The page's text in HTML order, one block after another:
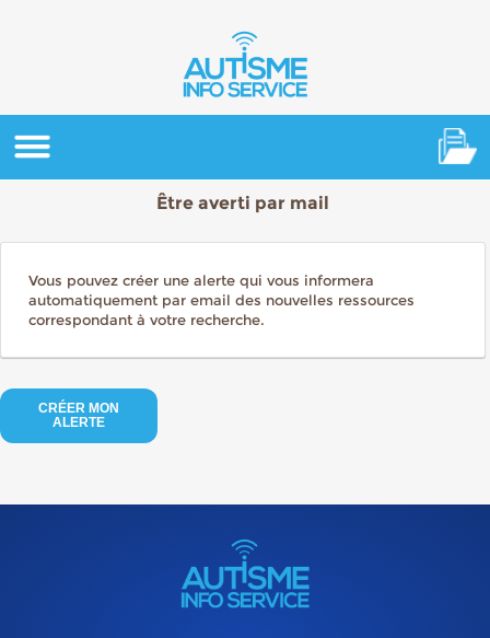
Être averti par mail
Vous pouvez créer une alerte qui vous informera
automatiquement par email des nouvelles ressources
correspondant à votre recherche.
CRÉER MON
ALERTE